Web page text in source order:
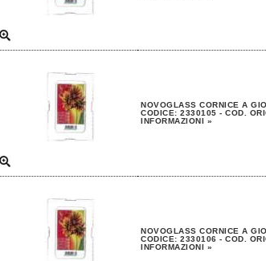
NOVOGLASS CORNICE A
CODICE: 2330105 - COD.
INFORMAZIONI »
NOVOGLASS CORNICE A
CODICE: 2330106 - COD.
INFORMAZIONI »